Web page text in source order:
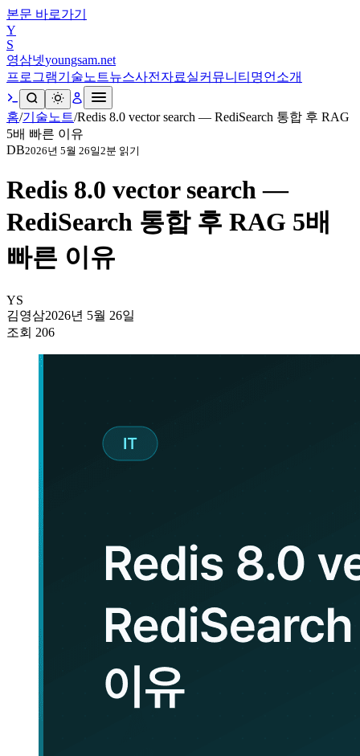
본문 바로가기
Y
S
영삼넷youngsam.net
프로그램기술노트뉴스사전 자료실커뮤니티 명언 소개
홈/기술노트/Redis 8.0 vector search — RediSearch 통합 후 RAG
5배 빠른 이유
DB2026년 5월 26일2분 읽기
Redis 8.0 vector search —
RediSearch 통합 후 RAG 5배
빠른 이유
YS
김영삼2026년 5월 26일
조회 206